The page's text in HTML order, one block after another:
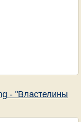
- "Властелины